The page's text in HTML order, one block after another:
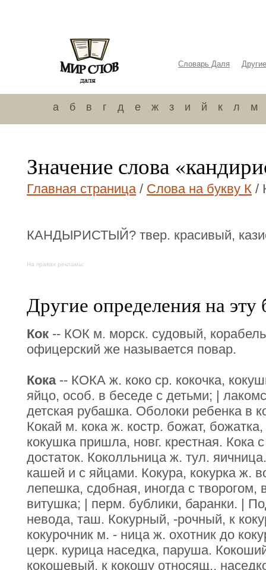
Словарь Даля
а б в г д е ж з и й к л м
Значение слова
Главная страница/ Слова на букву К /
КАНДЫРИСТЫЙ? твер. красивый,
На правах рекламы:
Другие определения на эту
Кок -- КОК м. морск. судовый,
офицерский же называется повар.
Кока-- КОКА ж. коко ср. кокочка,
яйцо, особ. в беседе с детьми; |
детская рубашка. Оболоки ребенка в
Кокай м. кока ж. костр. божат,
кокушка пришла, новг. крестная. Кока
достаток. Коколльница ж. тул.
кашей и с яйцами. Кокура, кокурка ж.
лепешка, сдобная, иногда с творогом,
витушка; | перм. бублики, баранки. |
невода, таш. Кокурный, -рочный, к
кокурочник м. - ница ж. охотник до
церк. курица наседка, паруша.
кокошевый, к кокошу относящ.,